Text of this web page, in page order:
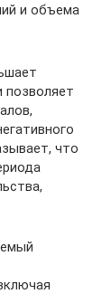
и объема
позволяет
что